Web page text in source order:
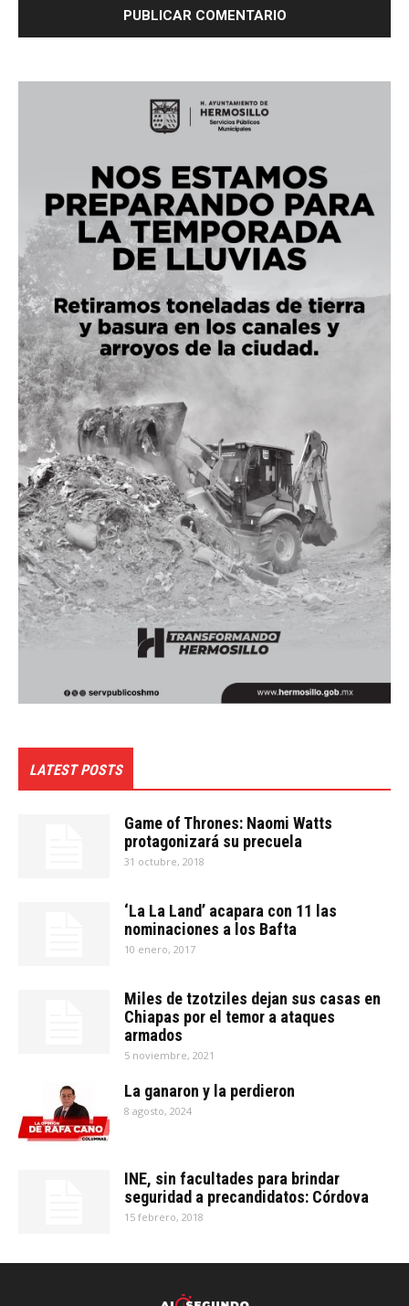
LATEST POSTS
Game of Thrones: Naomi Watts
protagonizará su precuela
31 octubre, 2018
‘La La Land’ acapara con 11 las
nominaciones a los Bafta
10 enero, 2017
Miles de tzotziles dejan sus casas en
Chiapas por el temor a ataques
armados
5 noviembre, 2021
La ganaron y la perdieron
8 agosto, 2024
INE, sin facultades para brindar
seguridad a precandidatos: Córdova
15 febrero, 2018